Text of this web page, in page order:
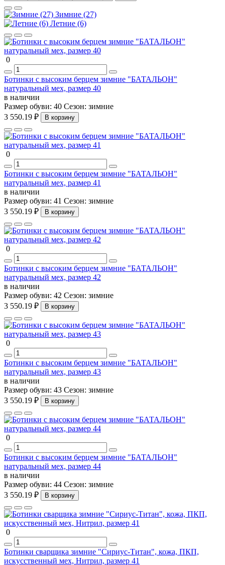
Зимние (27)
Летние (6)
0
Ботинки с высоким берцем зимние "БАТАЛЬОН"
натуральный мех, размер 40
в наличии
Размер обуви: 40 Сезон: зимние
3 550.19 ₽
В корзину
0
Ботинки с высоким берцем зимние "БАТАЛЬОН"
натуральный мех, размер 41
в наличии
Размер обуви: 41 Сезон: зимние
3 550.19 ₽
В корзину
0
Ботинки с высоким берцем зимние "БАТАЛЬОН"
натуральный мех, размер 42
в наличии
Размер обуви: 42 Сезон: зимние
3 550.19 ₽
В корзину
0
Ботинки с высоким берцем зимние "БАТАЛЬОН"
натуральный мех, размер 43
в наличии
Размер обуви: 43 Сезон: зимние
3 550.19 ₽
В корзину
0
Ботинки с высоким берцем зимние "БАТАЛЬОН"
натуральный мех, размер 44
в наличии
Размер обуви: 44 Сезон: зимние
3 550.19 ₽
В корзину
0
Ботинки сварщика зимние "Сириус-Титан", кожа, ПКП,
искусственный мех, Нитрил, размер 41